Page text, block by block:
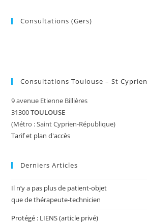
Consultations (Gers)
Consultations Toulouse – St Cyprien
9 avenue Etienne Billières
31300TOULOUSE
(Métro : Saint Cyprien-République)
Tarif et plan d'accès
Derniers Articles
Il n’y a pas plus de patient-objet
que de thérapeute-technicien
Protégé : LIENS (article privé)